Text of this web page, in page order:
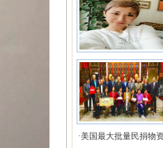
·美国最大批量民捐物